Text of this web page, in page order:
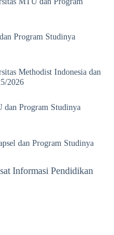
Program Studinya
Methodist Indonesia dan
2026
dan Program Studinya
dan Program Studinya
Informasi Pendidikan